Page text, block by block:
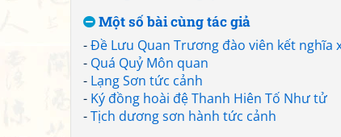
Một số bài cùng tác giả
-Đề Lưu Quan Trương đào viên kết nghĩa
- Quá Quỷ Môn quan
- Lạng Sơn tức cảnh
- Ký đồng hoài đệ Thanh Hiên Tố Như tử
-Tịch dương sơn hành tức cảnh